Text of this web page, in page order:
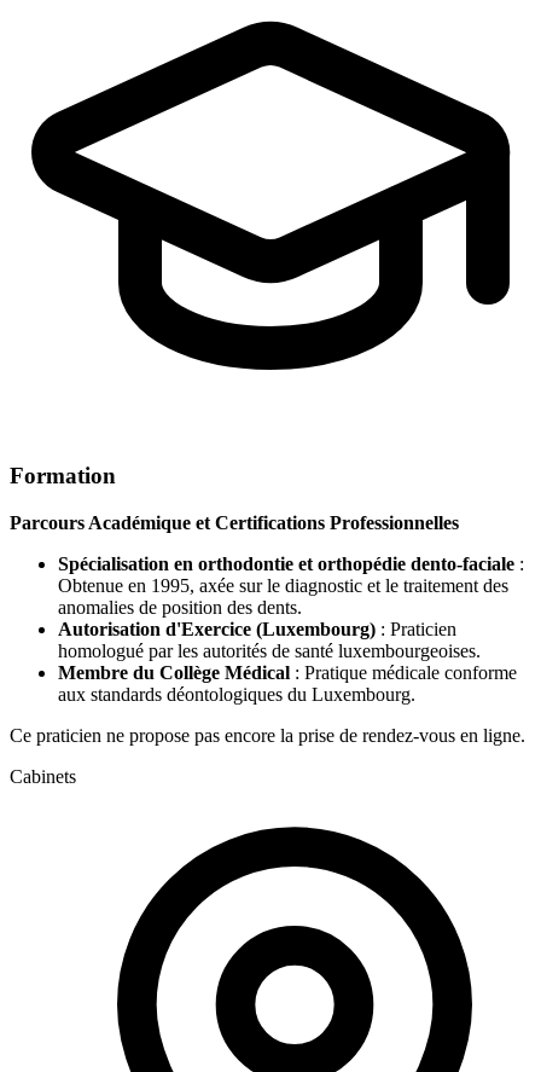
Formation
Parcours Académique et Certifications Professionnelles
Spécialisation en orthodontie et orthopédie dento-faciale :
Obtenue en 1995, axée sur le diagnostic et le traitement des
anomalies de position des dents.
Autorisation d'Exercice (Luxembourg) : Praticien
homologué par les autorités de santé luxembourgeoises.
Membre du Collège Médical : Pratique médicale conforme
aux standards déontologiques du Luxembourg.
Ce praticien ne propose pas encore la prise de rendez-vous en ligne.
Cabinets